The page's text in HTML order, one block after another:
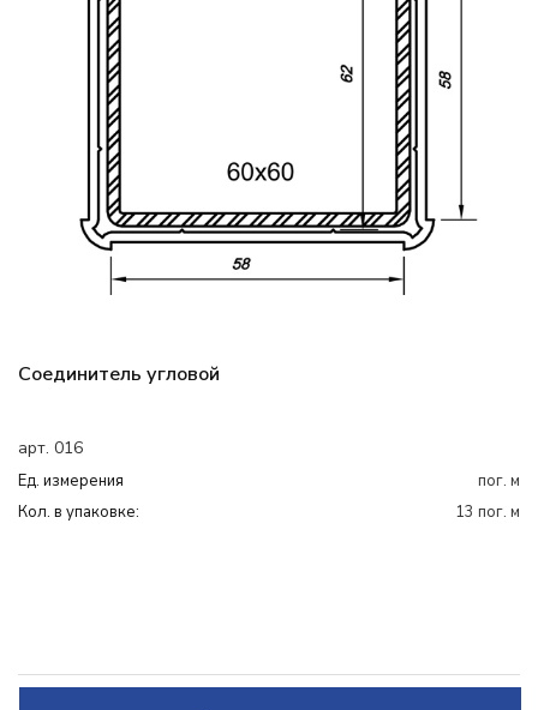
Соединитель угловой
арт. 016
Ед. измерения
пог. м
Кол. в упаковке:
13 пог. м